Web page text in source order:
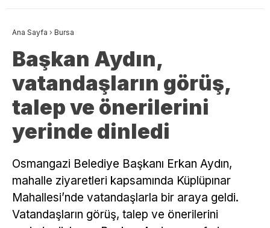
Ana Sayfa › Bursa
Başkan Aydın,
vatandaşların görüş,
talep ve önerilerini
yerinde dinledi
Osmangazi Belediye Başkanı Erkan Aydın,
mahalle ziyaretleri kapsamında Küplüpınar
Mahallesi’nde vatandaşlarla bir araya geldi.
Vatandaşların görüş, talep ve önerilerini